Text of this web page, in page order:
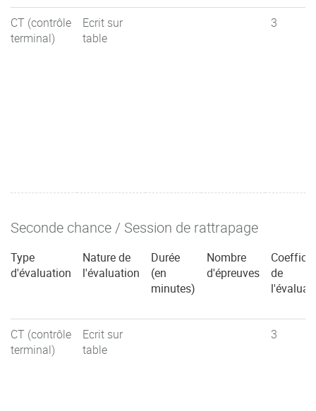
CT (contrôle
terminal)
Ecrit sur
table
3
Seconde chance / Session de rattrapage
Type
d'évaluation
Nature de
l'évaluation
Durée
(en
minutes)
Nombre
d'épreuves
de
CT (contrôle
terminal)
Ecrit sur
table
3